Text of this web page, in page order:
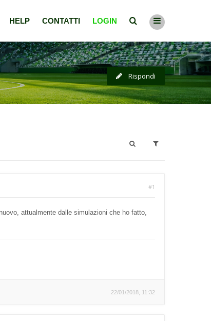
HELP CONTATTI LOGIN
Rispondi
#1
attualmente dalle simulazioni che ho fatto,
22/01/2018, 11:32